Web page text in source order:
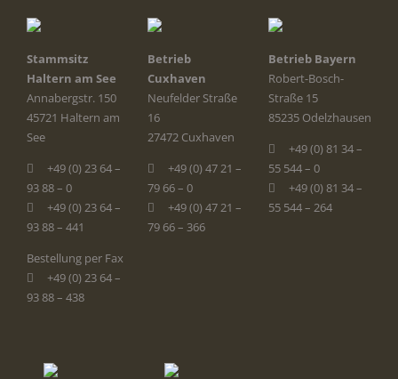
Stammsitz
Haltern am See
Annabergstr. 150
45721 Haltern am
See
+49 (0) 23 64 –
93 88 – 0
+49 (0) 23 64 –
93 88 – 441
Bestellung per Fax
+49 (0) 23 64 –
93 88 – 438
Betrieb
Cuxhaven
Neufelder Straße
16
27472 Cuxhaven
+49 (0) 47 21 –
79 66 – 0
+49 (0) 47 21 –
79 66 – 366
Betrieb Bayern
Robert-Bosch-
Straße 15
85235 Odelzhausen
+49 (0) 81 34 –
55 544 – 0
+49 (0) 81 34 –
55 544 – 264